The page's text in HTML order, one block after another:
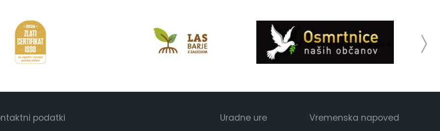
podatki Uradne ure Vremenska napoved